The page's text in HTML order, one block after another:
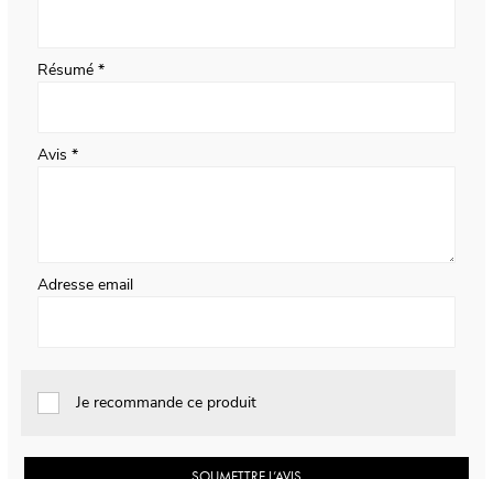
Résumé
Avis
Adresse email
Je recommande ce produit